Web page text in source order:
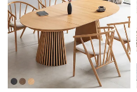
ブ
ロ
グ
企
業